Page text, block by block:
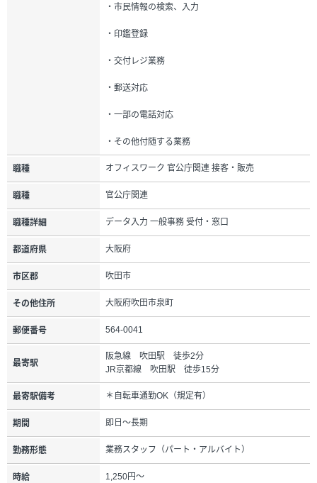
・市民情報の検索、入力
・印鑑登録
・交付レジ業務
・郵送対応
・一部の電話対応
・その他付随する業務
職種 オフィスワーク 官公庁関連 接客・販売
職種 官公庁関連
職種詳細 データ入力 一般事務 受付・窓口
都道府県 大阪府
市区郡 吹田市
その他住所 大阪府吹田市泉町
郵便番号 564-0041
最寄駅
阪急線 吹田駅 徒歩2分
JR京都線 吹田駅 徒歩15分
最寄駅備考 ＊自転車通勤OK（規定有）
期間 即日～長期
勤務形態 業務スタッフ（パート・アルバイト）
時給 1,250円～